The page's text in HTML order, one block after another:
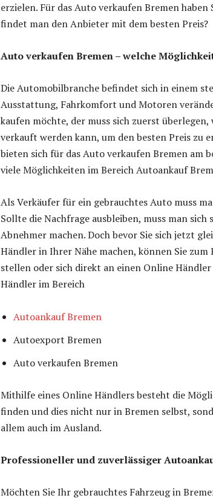
erzielen. Für das Auto verkaufen Bremen
findet man den Anbieter mit dem besten Preis?
Auto verkaufen Bremen – welche
Die Automobilbranche befindet sich in einem
Ausstattung, Fahrkomfort und Motoren
kaufen möchte, der muss sich zuerst
verkauft werden kann, um den besten Preis zu
bieten sich für das Auto verkaufen Bremen am
viele Möglichkeiten im Bereich Autoankauf
Als Verkäufer für ein gebrauchtes Auto muss
Sollte die Nachfrage ausbleiben, muss man sich
Abnehmer machen. Doch bevor Sie sich jetzt
Händler in Ihrer Nähe machen, können Sie
stellen oder sich direkt an einen Online
Händler im Bereich
Autoankauf Bremen
Autoexport Bremen
Auto verkaufen Bremen
Mithilfe eines Online Händlers besteht die
finden und dies nicht nur in Bremen selbst,
allem auch im Ausland.
Professioneller und zuverlässiger
Möchten Sie Ihr gebrauchtes Fahrzeug in